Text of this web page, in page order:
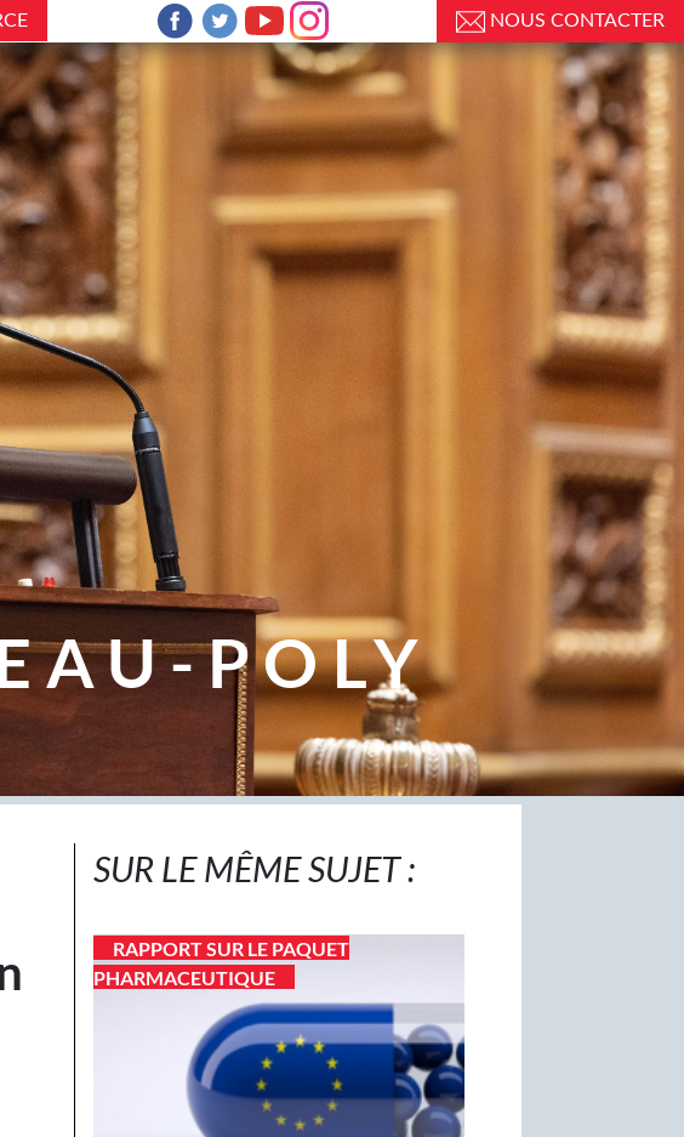
NOUS CONTACTER
POLY
SUR LE MÊME SUJET :
RAPPORT SUR LE PAQUET
PHARMACEUTIQUE